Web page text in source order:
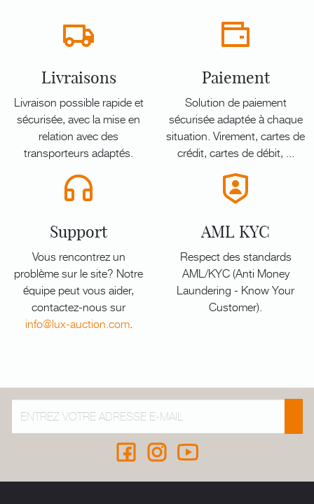
Livraisons
Livraison possible rapide et
sécurisée, avec la mise en
relation avec des
transporteurs adaptés.
Paiement
Solution de paiement
sécurisée adaptée à chaque
situation. Virement, cartes de
crédit, cartes de débit, ...
Support
Vous rencontrez un
problème sur le site? Notre
équipe peut vous aider,
contactez-nous sur
info@lux-auction.com.
AML KYC
Respect des standards
AML/KYC (Anti Money
Laundering - Know Your
Customer).